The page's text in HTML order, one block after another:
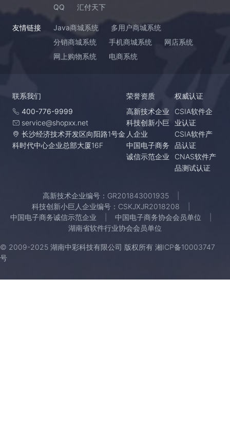
QQ 汇付天下
友情链接 Java商城系统
多用户商城系统
分销商城系统
手机商城系统
网店系统
网上购物系统
电商系统
联系我们
400-776-9999
service@shopxx.net
长沙经济技术开发区向阳路1号金
科时代中心企业总部大厦16F
荣誉资质
高新技术企业
科技创新小巨
人企业
中国电子商务
诚信示范企业
权威认证
CSIA软件企
业认证
CSIA软件产
品认证
CNAS软件产
品测试认证
高新技术企业编号：GR201843001935
科技创新小巨人企业编号：CSKJXJR2018208
中国电子商务诚信示范企业
中国电子商务协会会员单位
湖南省软件行业协会会员单位
© 2009-2025 湖南中彩科技有限公司 版权所有 湘ICP备10003747
号